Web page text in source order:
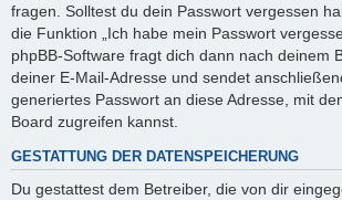
fragen. Solltest du dein Passwort vergessen
die Funktion „Ich habe mein Passwort
phpBB-Software fragt dich dann nach deinem
deiner E-Mail-Adresse und sendet
generiertes Passwort an diese Adresse, mit
Board zugreifen kannst.
GESTATTUNG DER DATENSPEICHERUNG
Du gestattest dem Betreiber, die von dir